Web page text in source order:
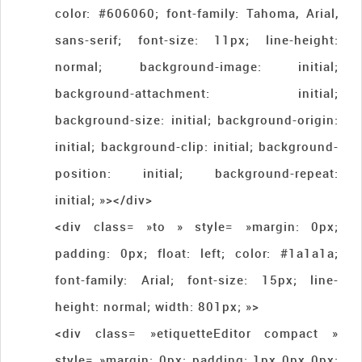
color: #606060; font-family: Tahoma, Arial,
sans-serif; font-size: 11px; line-height:
normal; background-image: initial;
background-attachment: initial;
background-size: initial; background-origin:
initial; background-clip: initial; background-
position: initial; background-repeat:
initial; »></div>
<div class= »to » style= »margin: 0px;
padding: 0px; float: left; color: #1a1a1a;
font-family: Arial; font-size: 15px; line-
height: normal; width: 801px; »>
<div class= »etiquetteEditor compact »